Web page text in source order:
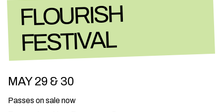
FLOURISH
FESTIVAL
MAY 29 & 30
Passes on sale now